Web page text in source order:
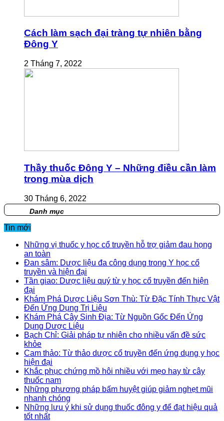
Cách làm sạch đại tràng tự nhiên bằng
Đông Y
2 Tháng 7, 2022
Thầy thuốc Đông Y – Những điều cần làm
trong mùa dịch
30 Tháng 6, 2022
Danh mục
Tin mới
Những vị thuốc y học cổ truyền hỗ trợ giảm đau họng
an toàn
Đan sâm: Dược liệu đa công dụng trong Y học cổ
truyền và hiện đại
Tần giao: Dược liệu quý từ y học cổ truyền đến hiện
đại
Khám Phá Dược Liệu Sơn Thù: Từ Đặc Tính Thực Vật
Đến Ứng Dụng Trị Liệu
Khám Phá Cây Sinh Địa: Từ Nguồn Gốc Đến Ứng
Dụng Dược Liệu
Bạch Chỉ: Giải pháp tự nhiên cho nhiều vấn đề sức
khỏe
Cam thảo: Từ thảo dược cổ truyền đến ứng dụng y học
hiện đại
Khắc phục chứng mồ hôi nhiều với mẹo hay từ cây
thuốc nam
Những phương pháp bấm huyệt giúp giảm nghẹt mũi
nhanh chóng
Những lưu ý khi sử dụng thuốc đông y để đạt hiệu quả
tốt nhất